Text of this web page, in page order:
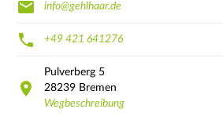
info@gehlhaar.de
+49 421 641276
Pulverberg 5
28239 Bremen
Wegbeschreibung